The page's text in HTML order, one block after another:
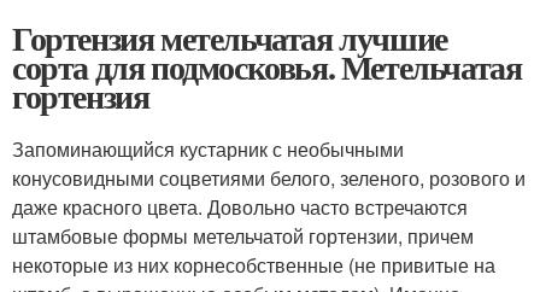
Гортензия метельчатая лучшие
сорта для подмосковья. Метельчатая
гортензия
Запоминающийся кустарник с необычными
конусовидными соцветиями белого, зеленого, розового и
даже красного цвета. Довольно часто встречаются
штамбовые формы метельчатой гортензии, причем
некоторые из них корнесобственные (не привитые на